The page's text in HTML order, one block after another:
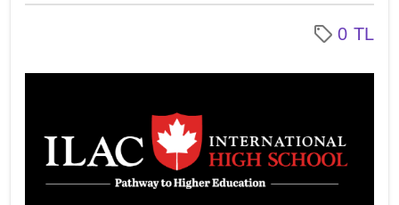
0 TL